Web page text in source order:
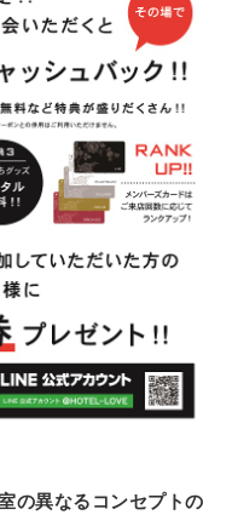
の異なるコンセプトの